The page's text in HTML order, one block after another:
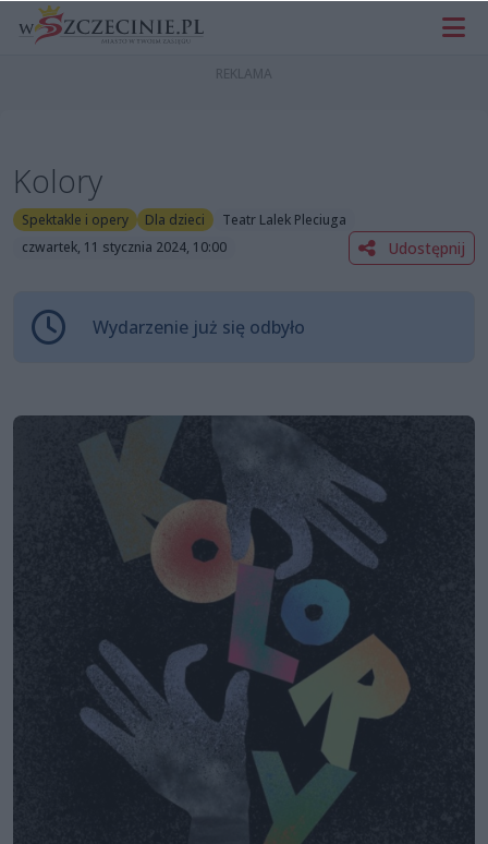
Kolory
Spektakle i opery Dla dzieci
Teatr Lalek Pleciuga
czwartek, 11 stycznia 2024, 10:00
Udostępnij
Wydarzenie już się odbyło